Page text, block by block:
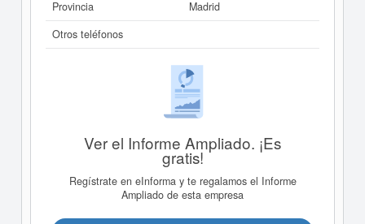
Provincia
Madrid
Otros teléfonos
Ver el Informe Ampliado. ¡Es
gratis!
Regístrate en eInforma y te regalamos el Informe
Ampliado de esta empresa